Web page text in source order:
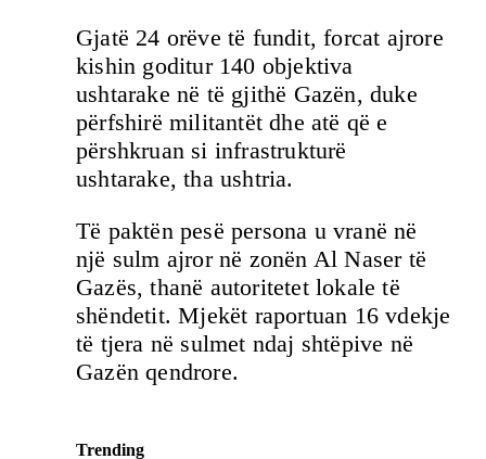
Gjatë 24 orëve të fundit, forcat ajrore
kishin goditur 140 objektiva
ushtarake në të gjithë Gazën, duke
përfshirë militantët dhe atë që e
përshkruan si infrastrukturë
ushtarake, tha ushtria.
Të paktën pesë persona u vranë në
një sulm ajror në zonën Al Naser të
Gazës, thanë autoritetet lokale të
shëndetit. Mjekët raportuan 16 vdekje
të tjera në sulmet ndaj shtëpive në
Gazën qendrore.
Trending